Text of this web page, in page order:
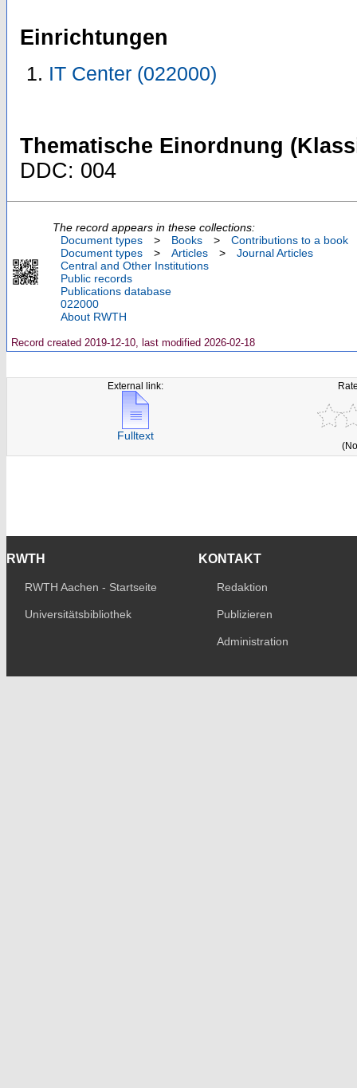
Einrichtungen
IT Center (022000)
Thematische Einordnung
DDC: 004
The record appears in these collections:
Document types
> Books >
Contributions to a book
Document types
> Articles >
Journal Articles
Central and Other Institutions
Public records
Publications database
022000
About RWTH
Record created 2019-12-10, last modified 2026-02-18
External link:
Fulltext
RWTH
RWTH Aachen - Startseite
Universitätsbibliothek
KONTAKT
Redaktion
Publizieren
Administration